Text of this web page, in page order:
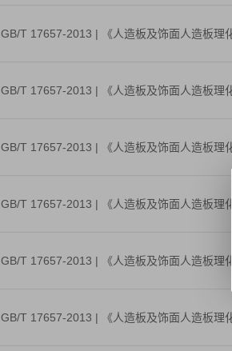
GB/T 17657-2013 | 《人造板及饰面人造板理
GB/T 17657-2013 | 《人造板及饰面人造板理
GB/T 17657-2013 | 《人造板及饰面人造板理
GB/T 17657-2013 | 《人造板及饰面人造板理
GB/T 17657-2013 | 《人造板及饰面人造板理
GB/T 17657-2013 | 《人造板及饰面人造板理